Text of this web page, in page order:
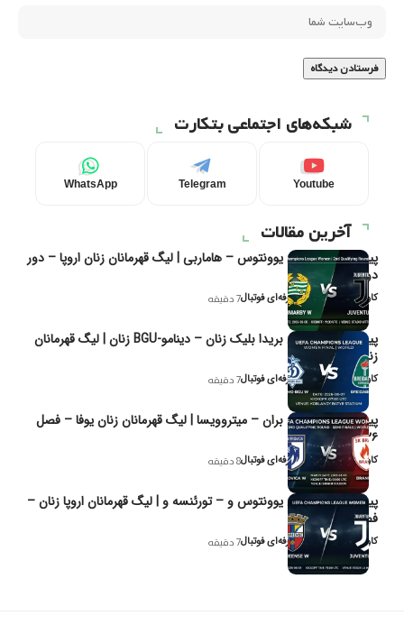
شبکه‌های اجتماعی بتکارت
Youtube
Telegram
WhatsApp
آخرین مقالات
پیش‌بینی و تحلیل یوونتوس – هاماربی | لیگ قهرمانان زنان اروپا – دور
دوم مرحله
کاوه نیک‌فر، تحلیل‌گر حرفه‌ای فوتبال7 دقیقه
پیش‌بینی و تحلیل بریدا بلیک زنان – دینامو-BGU زنان | لیگ قهرمانان
زنان یوفا
کاوه نیک‌فر، تحلیل‌گر حرفه‌ای فوتبال7 دقیقه
پیش‌بینی و تحلیل بران – میتروویسا | لیگ قهرمانان زنان یوفا – فصل
۲۰۲۶
کاوه نیک‌فر، تحلیل‌گر حرفه‌ای فوتبال8 دقیقه
پیش‌بینی و تحلیل یوونتوس و – تورئنسه و | لیگ قهرمانان اروپا زنان –
فصل ۲۰۲۶
کاوه نیک‌فر، تحلیل‌گر حرفه‌ای فوتبال7 دقیقه